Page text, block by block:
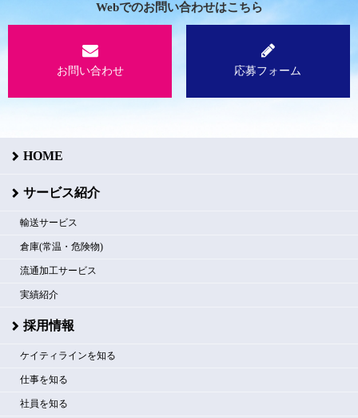
Webでのお問い合わせはこちら
お問い合わせ 応募フォーム
HOME
サービス紹介
輸送サービス
倉庫(常温・危険物)
流通加工サービス
実績紹介
採用情報
ケイティラインを知る
仕事を知る
社員を知る